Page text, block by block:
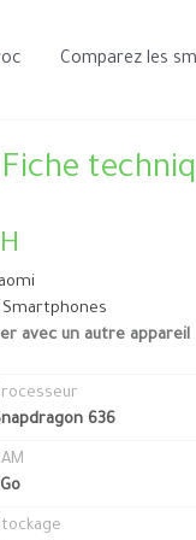
Comparez les
Smartphones
avec un autre appareil
636